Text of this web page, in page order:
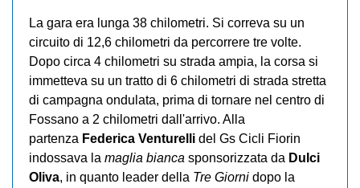
La gara era lunga 38 chilometri. Si correva su un
circuito di 12,6 chilometri da percorrere tre volte.
Dopo circa 4 chilometri su strada ampia, la corsa si
immetteva su un tratto di 6 chilometri di strada stretta
di campagna ondulata, prima di tornare nel centro di
Fossano a 2 chilometri dall'arrivo. Alla
partenza Federica Venturelli del Gs Cicli Fiorin
indossava la maglia bianca sponsorizzata da Dulci
Oliva, in quanto leader della Tre Giorni dopo la